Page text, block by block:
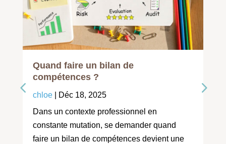
Quand faire un bilan de
compétences ?
chloe
Déc 18, 2025
Dans un contexte professionnel en
constante mutation, se demander quand
faire un bilan de compétences devient une